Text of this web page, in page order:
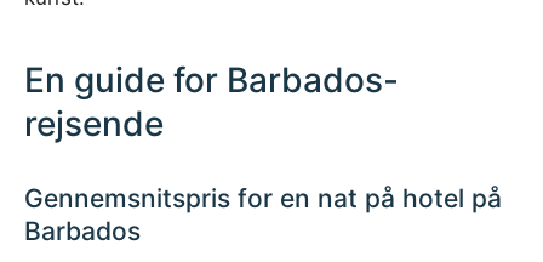
En guide for Barbados-
rejsende
Gennemsnitspris for en nat på hotel på
Barbados